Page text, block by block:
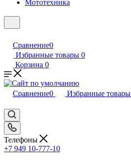
Мототехника
Сравнение0
Избранные товары 0
Корзина 0
Сравнение0 Избранные товары
Телефоны
+7 949 10-777-10